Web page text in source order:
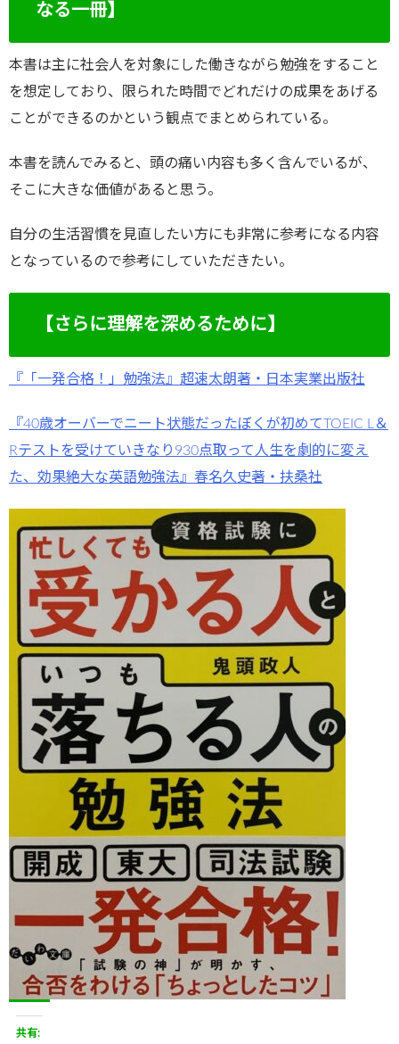
なる一冊】
本書は主に社会人を対象にした働きながら勉強をすること
を想定しており、限られた時間でどれだけの成果をあげる
ことができるのかという観点でまとめられている。
本書を読んでみると、頭の痛い内容も多く含んでいるが、
そこに大きな価値があると思う。
自分の生活習慣を見直したい方にも非常に参考になる内容
となっているので参考にしていただきたい。
【さらに理解を深めるために】
『「一発合格！」勉強法』超速太朗著・日本実業出版社
『40歳オーバーでニート状態だったぼくが初めてTOEIC L＆
Rテストを受けていきなり930点取って人生を劇的に変え
た、効果絶大な英語勉強法』春名久史著・扶桑社
共有: